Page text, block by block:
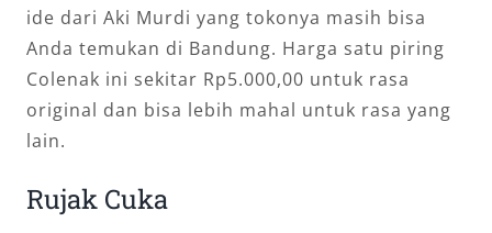
ide dari Aki Murdi yang tokonya masih bisa
Anda temukan di Bandung. Harga satu piring
Colenak ini sekitar Rp5.000,00 untuk rasa
original dan bisa lebih mahal untuk rasa yang
lain.
Rujak Cuka